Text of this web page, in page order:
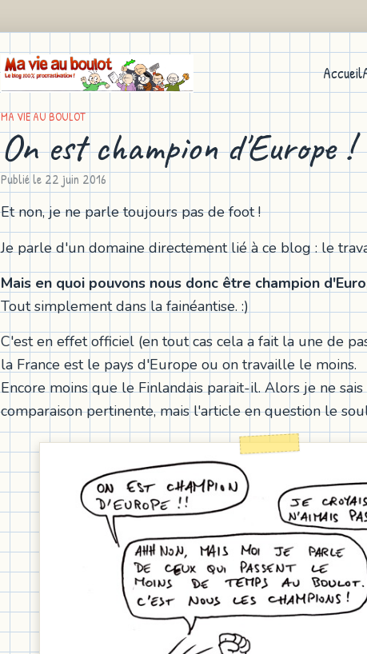
Accueil
MA VIE AU BOULOT
On est champion d'Europe !
Publié le 22 juin 2016
Et non, je ne parle toujours pas de foot !
Je parle d'un domaine directement lié à ce blog : le
Mais en quoi pouvons nous donc être champion
Tout simplement dans la fainéantise. :)
C'est en effet officiel (en tout cas cela a fait la une de
la France est le pays d'Europe ou on travaille le moins.
Encore moins que le Finlandais parait-il. Alors je ne
comparaison pertinente, mais l'article en question le